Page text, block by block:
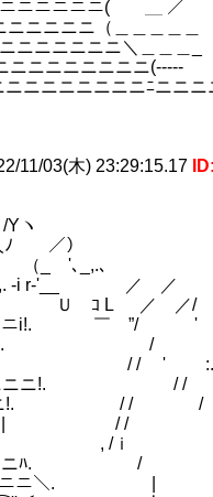
ニニニニニニニニ(
ニニニニニニニ
ニニニニニニニ＼＿
ニニニニニニニニ
ニニニニニニニﾆニニ
11/03(木) 23:29:15.17
＞―
／ __V
', ￣ヽ
r‐‐' (,. -i
. Ｕ ｺ L
ニi!. ￣
Vニニ
ニニニ! / /
!. / / { 人,,
!. / / / /{
ニニ| / / ,'
ニニ{ , /
ﾊ. / / .＞ ´
ニニ＼. |